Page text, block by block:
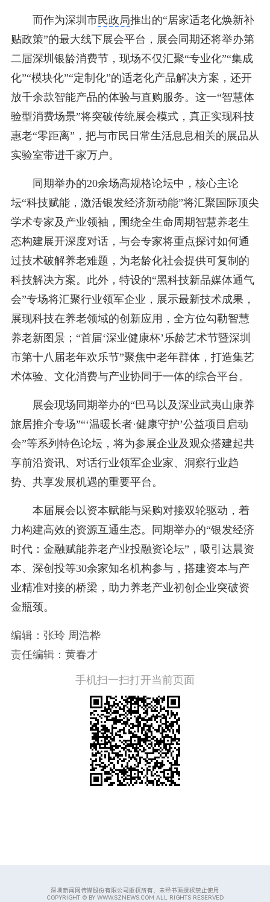
而作为深圳市民政局推出的“居家适老化焕新补
贴政策”的最大线下展会平台，展会同期还将举办第
二届深圳银龄消费节，现场不仅汇聚“专业化”“集成
化”“模块化”“定制化”的适老化产品解决方案，还开
放千余款智能产品的体验与直购服务。这一“智慧体
验型消费场景”将突破传统展会模式，真正实现科技
惠老“零距离”，把与市民日常生活息息相关的展品从
实验室带进千家万户。
同期举办的20余场高规格论坛中，核心主论
坛“科技赋能，激活银发经济新动能”将汇聚国际顶尖
学术专家及产业领袖，围绕全生命周期智慧养老生
态构建展开深度对话，与会专家将重点探讨如何通
过技术破解养老难题，为老龄化社会提供可复制的
科技解决方案。此外，特设的“黑科技新品媒体通气
会”专场将汇聚行业领军企业，展示最新技术成果，
展现科技在养老领域的创新应用，全方位勾勒智慧
养老新图景；“首届‘深业健康杯’乐龄艺术节暨深圳
市第十八届老年欢乐节”聚焦中老年群体，打造集艺
术体验、文化消费与产业协同于一体的综合平台。
展会现场同期举办的“巴马以及深业武夷山康养
旅居推介专场”“‘温暖长者·健康守护’公益项目启动
会”等系列特色论坛，将为参展企业及观众搭建起共
享前沿资讯、对话行业领军企业家、洞察行业趋
势、共享发展机遇的重要平台。
本届展会以资本赋能与采购对接双轮驱动，着
力构建高效的资源互通生态。同期举办的“银发经济
时代：金融赋能养老产业投融资论坛”，吸引达晨资
本、深创投等30余家知名机构参与，搭建资本与产
业精准对接的桥梁，助力养老产业初创企业突破资
金瓶颈。
编辑：张玲 周浩桦
责任编辑：黄春才
手机扫一扫打开当前页面
深圳新闻网传媒股份有限公司版权所有，未经书面授权禁止使用
COPYRIGHT © BY WWW.SZNEWS.COM ALL RIGHTS RESERVED